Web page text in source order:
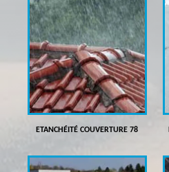
ETANCHÉITÉ COUVERTURE 78